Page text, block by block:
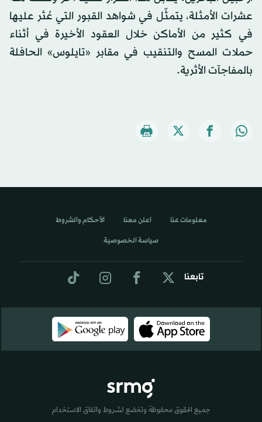
عشرات الأمثلة، يتمثّل في شواهد القبور التي عُثر عليها
في كثير من الأماكن خلال العقود الأخيرة في أثناء
حملات المسح والتنقيب في مقابر «تايلوس» الحافلة
بالمفاجآت الأثرية.
تابعنا
معلومات عنا اعلن معنا الأحكام والشروط
سياسة الخصوصية
جميع الحقوق محفوظة وتخضع لشروط واتفاق الاستخدام